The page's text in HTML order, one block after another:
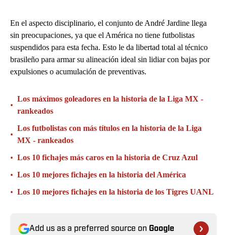
En el aspecto disciplinario, el conjunto de André Jardine llega
sin preocupaciones, ya que el América no tiene futbolistas
suspendidos para esta fecha. Esto le da libertad total al técnico
brasileño para armar su alineación ideal sin lidiar con bajas por
expulsiones o acumulación de preventivas.
•
Los máximos goleadores en la historia de la Liga MX -
rankeados
•
Los futbolistas con más títulos en la historia de la Liga
MX - rankeados
• Los 10 fichajes más caros en la historia de Cruz Azul
• Los 10 mejores fichajes en la historia del América
• Los 10 mejores fichajes en la historia de los Tigres UANL
Add us as a preferred source on Google